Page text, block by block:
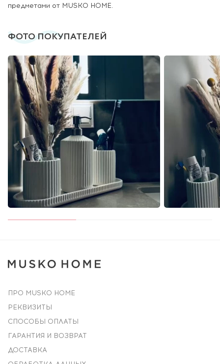
предметами от MUSKO HOME.
ФОТО ПОКУПАТЕЛЕЙ
ПРО MUSKO HOME
РЕКВИЗИТЫ
СПОСОБЫ ОПЛАТЫ
ГАРАНТИЯ И ВОЗВРАТ
ДОСТАВКА